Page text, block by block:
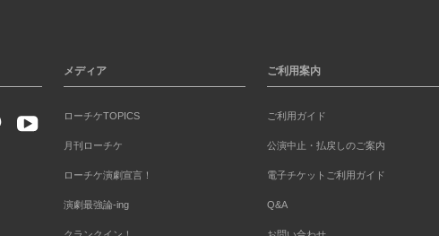
メディア
ローチケTOPICS
月刊ローチケ
ローチケ演劇宣言！
演劇最強論-ing
ご利用案内
ご利用ガイド
公演中止・払戻しのご案内
電子チケットご利用ガイド
Q&A